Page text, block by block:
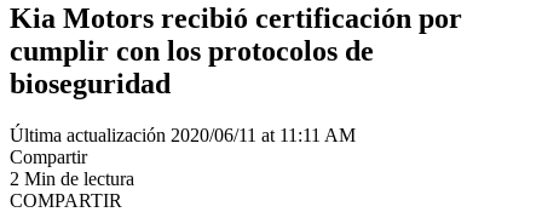
Kia Motors recibió certificación por
cumplir con los protocolos de
bioseguridad
Última actualización 2020/06/11 at 11:11 AM
Compartir
2 Min de lectura
COMPARTIR